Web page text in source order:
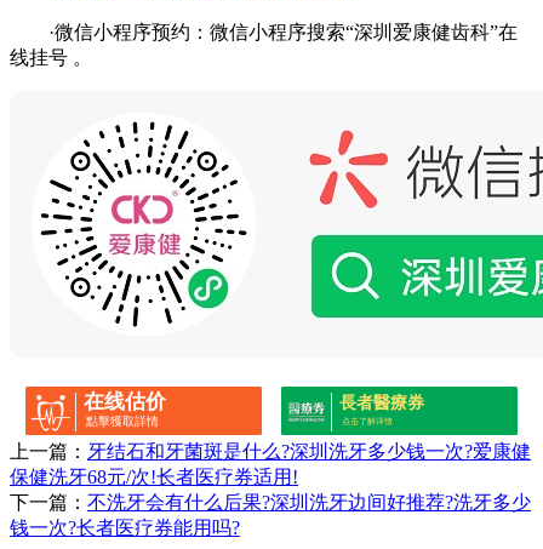
·微信小程序预约：微信小程序搜索“深圳爱康健齿科”在
线挂号 。
在线估价
點擊獲取詳情
長者醫療券
点击了解详情
上一篇： 牙结石和牙菌斑是什么?深圳洗牙多少钱一次?爱康健
保健洗牙68元/次!长者医疗券适用!
下一篇： 不洗牙会有什么后果?深圳洗牙边间好推荐?洗牙多少
钱一次?长者医疗券能用吗?